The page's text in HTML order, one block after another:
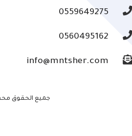
0559649275
0560495162
info@mntsher.com
جميع الحقوق